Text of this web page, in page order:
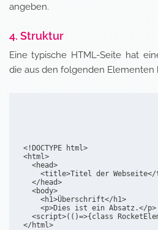
angeben.
4. Struktur
Eine typische HTML-Seite hat
die aus den folgenden Elementen
<!DOCTYPE html>
<html>
  <head>
<title>Titel der Webseite</
  </head>
  <body>
    <h1>Überschrift</h1>
    <p>Dies ist ein Absatz.</p>
<script>(()=>{class
</html>